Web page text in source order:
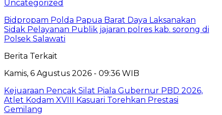
Uncategorized
Bidpropam Polda Papua Barat Daya Laksanakan
Sidak Pelayanan Publik jajaran polres kab. sorong di
Polsek Salawati
Berita Terkait
Kamis, 6 Agustus 2026 - 09:36 WIB
Kejuaraan Pencak Silat Piala Gubernur PBD 2026,
Atlet Kodam XVIII Kasuari Torehkan Prestasi
Gemilang